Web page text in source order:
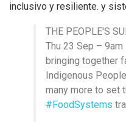
inclusivo y resiliente. y
THE PEOPLE'S
Thu 23 Sep – 9am
bringing together
Indigenous
many more to set
#FoodSystems